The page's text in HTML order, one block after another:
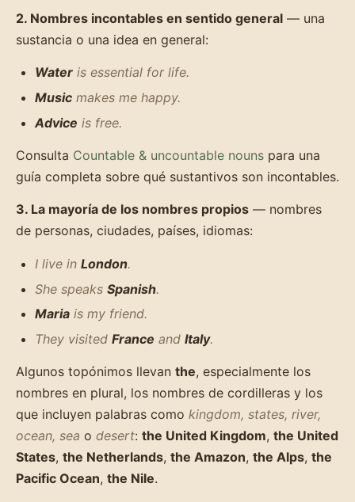
2. Nombres incontables en sentido general — una
sustancia o una idea en general:
Water is essential for life.
Music makes me happy.
Advice is free.
Consulta Countable & uncountable nouns para una
guía completa sobre qué sustantivos son incontables.
3. La mayoría de los nombres propios — nombres
de personas, ciudades, países, idiomas:
I live in London.
She speaks Spanish.
Maria is my friend.
They visited France and Italy.
Algunos topónimos llevan the, especialmente los
nombres en plural, los nombres de cordilleras y los
que incluyen palabras como kingdom, states, river,
ocean, sea o desert: the United Kingdom, the United
States, the Netherlands, the Amazon, the Alps, the
Pacific Ocean, the Nile.